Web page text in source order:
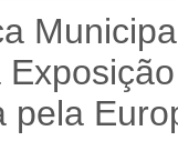
pela